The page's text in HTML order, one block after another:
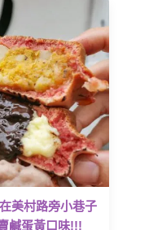
美村路旁小巷子
鹹蛋黃口味!!!